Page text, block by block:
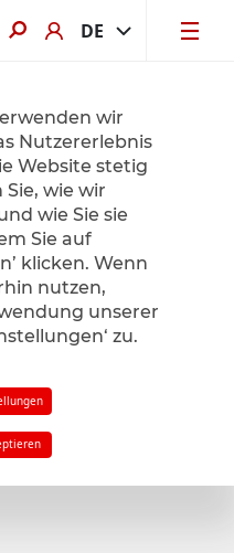
DE
Radius
wir
Nutzererlebnis
Website stetig
wie wir
wie Sie sie
Sie auf
klicken. Wenn
nutzen,
unserer
zu.